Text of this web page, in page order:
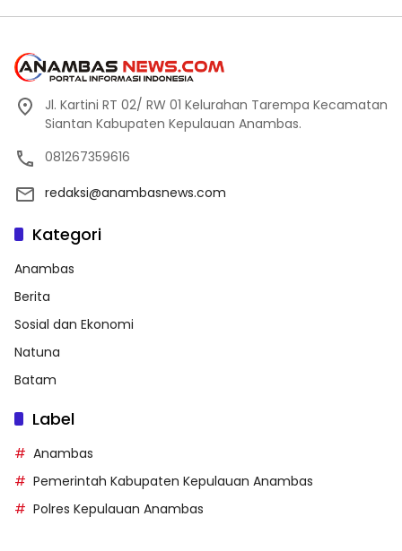
Jl. Kartini RT 02/ RW 01 Kelurahan Tarempa Kecamatan
Siantan Kabupaten Kepulauan Anambas.
081267359616
redaksi@anambasnews.com
Kategori
Anambas
Berita
Sosial dan Ekonomi
Natuna
Batam
Label
Anambas
Pemerintah Kabupaten Kepulauan Anambas
Polres Kepulauan Anambas